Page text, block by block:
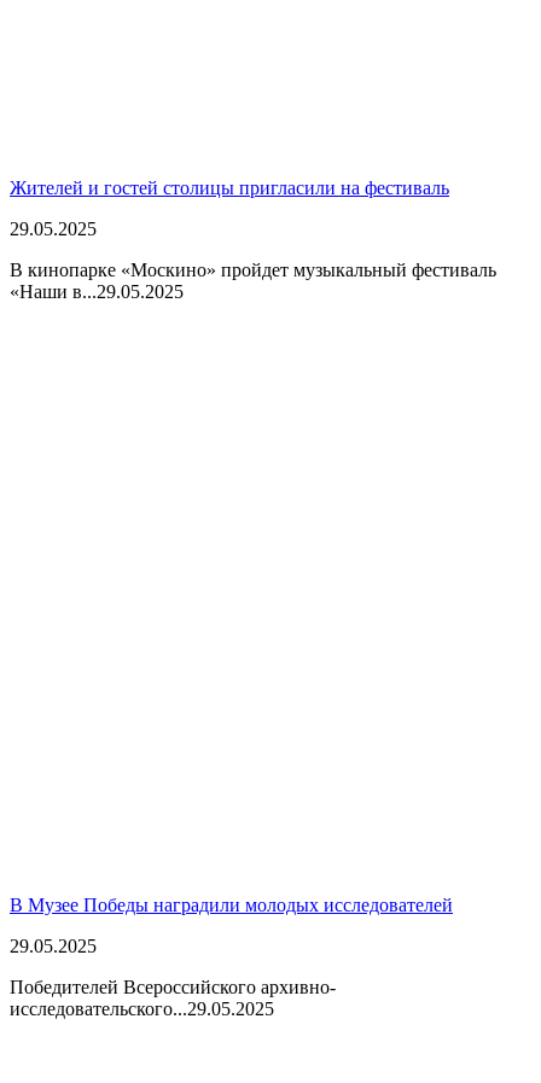
Жителей и гостей столицы пригласили на фестиваль
29.05.2025
В кинопарке «Москино» пройдет музыкальный фестиваль
«Наши в...29.05.2025
В Музее Победы наградили молодых исследователей
29.05.2025
Победителей Всероссийского архивно-
исследовательского...29.05.2025